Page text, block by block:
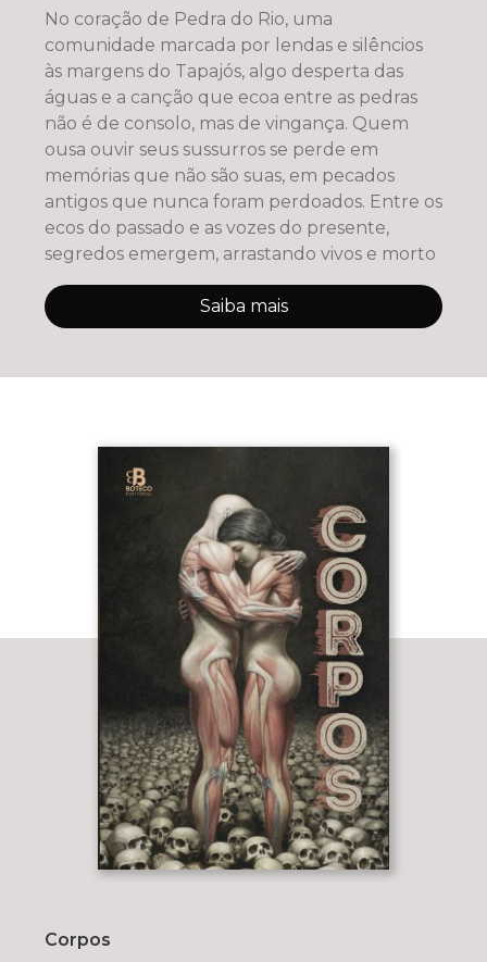
No coração de Pedra do Rio, uma
comunidade marcada por lendas e silêncios
às margens do Tapajós, algo desperta das
águas e a canção que ecoa entre as pedras
não é de consolo, mas de vingança. Quem
ousa ouvir seus sussurros se perde em
memórias que não são suas, em pecados
antigos que nunca foram perdoados. Entre os
ecos do passado e as vozes do presente,
segredos emergem, arrastando vivos e morto
Saiba mais
Corpos